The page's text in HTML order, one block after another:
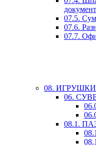
07.5.
07.6.
07.7.
08. ИГРУШКИ
06.
08.1.